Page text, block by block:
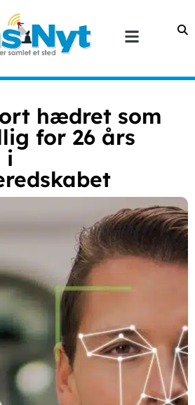
hædret som
for 26 års
i